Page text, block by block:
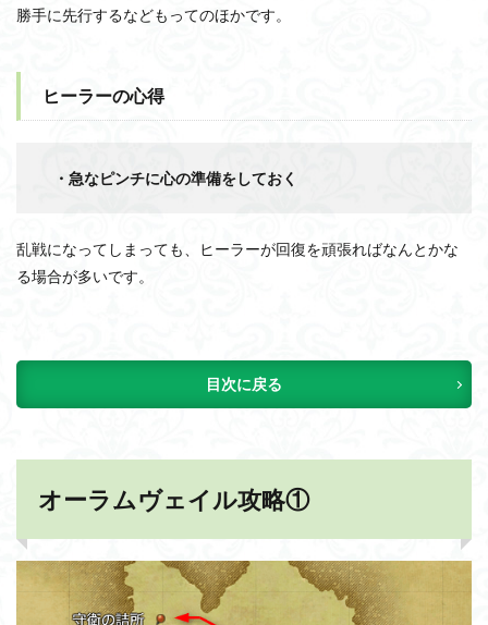
勝手に先行するなどもってのほかです。
ヒーラーの心得
・急なピンチに心の準備をしておく
乱戦になってしまっても、ヒーラーが回復を頑張ればなんとかな
る場合が多いです。
目次に戻る
オーラムヴェイル攻略①